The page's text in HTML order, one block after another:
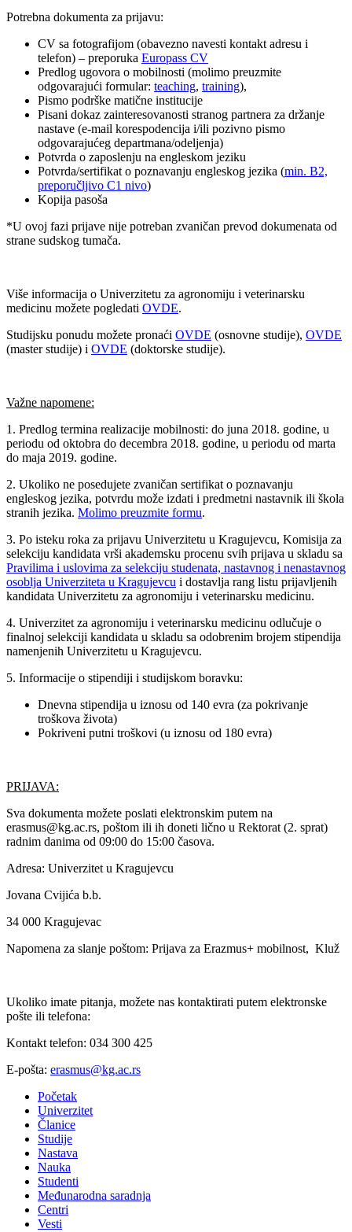
Potrebna dokumenta za prijavu:
CV sa fotografijom (obavezno navesti kontakt adresu i
telefon) – preporuka Europass CV
Predlog ugovora o mobilnosti (molimo preuzmite
odgovarajući formular: teaching, training),
Pismo podrške matične institucije
Pisani dokaz zainteresovanosti stranog partnera za držanje
nastave (e-mail korespodencija i/ili pozivno pismo
odgovarajućeg departmana/odeljenja)
Potvrda o zaposlenju na engleskom jeziku
Potvrda/sertifikat o poznavanju engleskog jezika (min. B2,
preporučljivo C1 nivo)
Kopija pasoša
*U ovoj fazi prijave nije potreban zvaničan prevod dokumenata od
strane sudskog tumača.
Više informacija o Univerzitetu za agronomiju i veterinarsku
medicinu možete pogledati OVDE.
Studijsku ponudu možete pronaći OVDE (osnovne studije), OVDE
(master studije) i OVDE (doktorske studije).
Važne napomene:
1. Predlog termina realizacije mobilnosti: do juna 2018. godine, u
periodu od oktobra do decembra 2018. godine, u periodu od marta
do maja 2019. godine.
2. Ukoliko ne posedujete zvaničan sertifikat o poznavanju
engleskog jezika, potvrdu može izdati i predmetni nastavnik ili škola
stranih jezika. Molimo preuzmite formu.
3. Po isteku roka za prijavu Univerzitetu u Kragujevcu, Komisija za
selekciju kandidata vrši akademsku procenu svih prijava u skladu sa
Pravilima i uslovima za selekciju studenata, nastavnog i nenastavnog
osoblja Univerziteta u Kragujevcu i dostavlja rang listu prijavljenih
kandidata Univerzitetu za agronomiju i veterinarsku medicinu.
4. Univerzitet za agronomiju i veterinarsku medicinu odlučuje o
finalnoj selekciji kandidata u skladu sa odobrenim brojem stipendija
namenjenih Univerzitetu u Kragujevcu.
5. Informacije o stipendiji i studijskom boravku:
Dnevna stipendija u iznosu od 140 evra (za pokrivanje
troškova života)
Pokriveni putni troškovi (u iznosu od 180 evra)
PRIJAVA:
Sva dokumenta možete poslati elektronskim putem na
erasmus@kg.ac.rs, poštom ili ih doneti lično u Rektorat (2. sprat)
radnim danima od 09:00 do 15:00 časova.
Adresa: Univerzitet u Kragujevcu
Jovana Cvijića b.b.
34 000 Kragujevac
Napomena za slanje poštom: Prijava za Erazmus+ mobilnost, Kluž
Ukoliko imate pitanja, možete nas kontaktirati putem elektronske
pošte ili telefona:
Kontakt telefon: 034 300 425
E-pošta: erasmus@kg.ac.rs
Početak
Univerzitet
Članice
Studije
Nastava
Nauka
Studenti
Međunarodna saradnja
Centri
Vesti